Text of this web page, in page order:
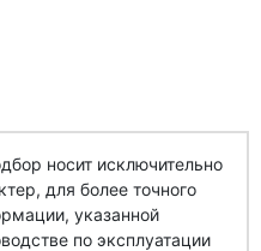
носит исключительно
для более точного
указанной
по эксплуатации